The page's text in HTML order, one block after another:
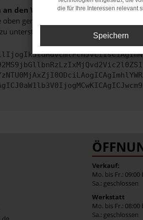
an den Webseitenbetreiber.
oben genannten Schritte versucht hast,
unterstützen:
Verkauf:
Mo. bis Fr.: 09:00
Sa.: geschlossen
Werkstatt
Mo. bis Fr.: 08:00
Sa.: geschlossen
die für Ihre Interessen relevant
Speichern